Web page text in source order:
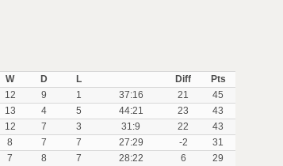
W D L Diff
Pts
12 9 1 37:16 21
45
13 4 5 44:21 23
43
12 7 3 31:9 22
43
8 7 7 27:29 -2
31
7 8 7 28:22 6
29